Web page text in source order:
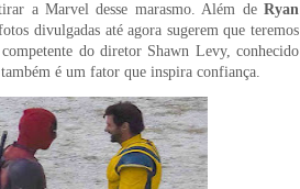
a Marvel desse marasmo. Além de Ryan
divulgadas até agora sugerem que teremos
do diretor Shawn Levy, conhecido
também é um fator que inspira confiança.